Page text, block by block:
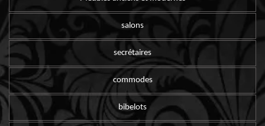
salons
secrétaires
commodes
bibelots